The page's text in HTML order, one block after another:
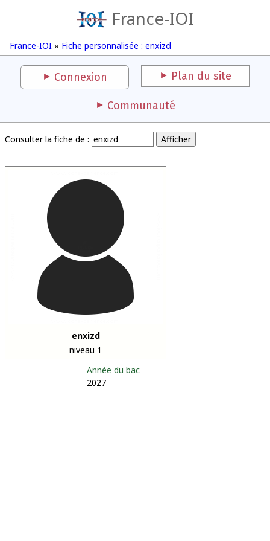
France-IOI
France-IOI » Fiche personnalisée : enxizd
Connexion Plan du site
Communauté
Consulter la fiche de :
enxizd
niveau 1
Année du bac
2027